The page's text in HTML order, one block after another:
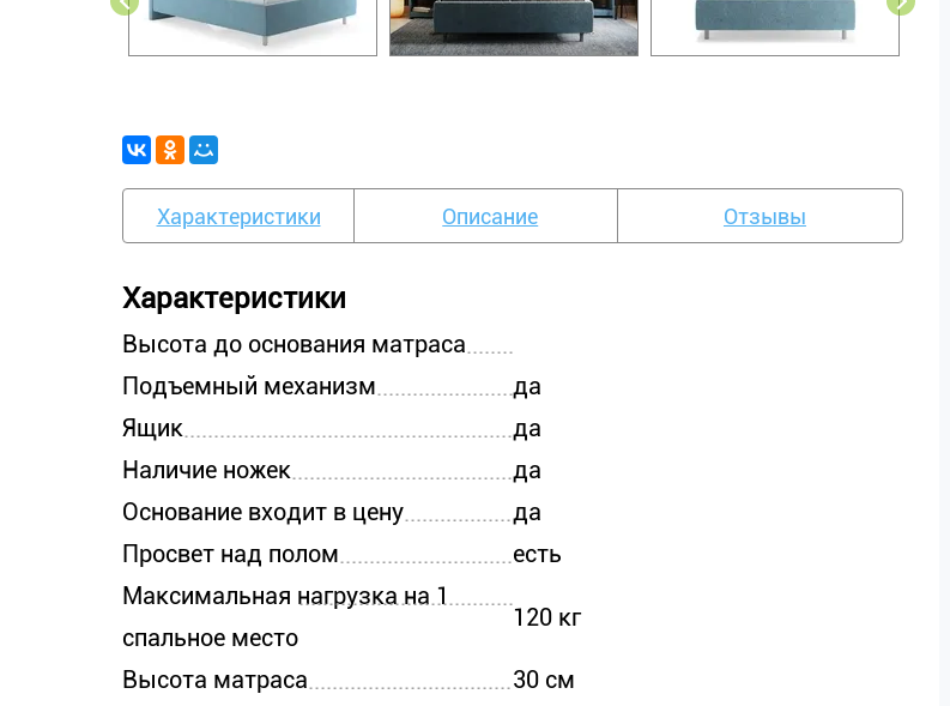
Характеристики Описание Отзывы
Характеристики
Высота до основания матраса
Подъемный механизм
да
Ящик
да
Наличие ножек
да
Основание входит в цену
да
Просвет над полом
есть
Максимальная нагрузка на 1
спальное место
120 кг
Высота матраса
30 см